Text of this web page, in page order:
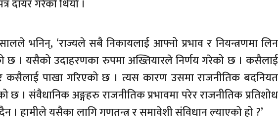
दायर गरेको थियो ।
भनिन्, ‘राज्यले सबै निकायलाई आफ्नो प्रभाव र नियन्त्रणमा लिन
छ । यसैको उदाहरणका रुपमा अख्तियारले निर्णय गरेको छ । कसैलाई
कसैलाई पाखा गरिएको छ । त्यस कारण उसमा राजनीतिक बदनियत
छ । संवैधानिक अङ्गहरु राजनीतिक प्रभावमा परेर राजनीतिक प्रतिशोध
। हामीले यसैका लागि गणतन्त्र र समावेशी संविधान ल्याएको हो ?’